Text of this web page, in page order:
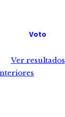
Ver resultados